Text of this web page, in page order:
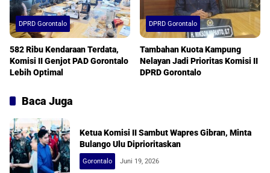
DPRD Gorontalo
582 Ribu Kendaraan Terdata,
Komisi II Genjot PAD Gorontalo
Lebih Optimal
DPRD Gorontalo
Tambahan Kuota Kampung
Nelayan Jadi Prioritas Komisi II
DPRD Gorontalo
Baca Juga
Ketua Komisi II Sambut Wapres Gibran, Minta
Bulango Ulu Diprioritaskan
Gorontalo Juni 19, 2026